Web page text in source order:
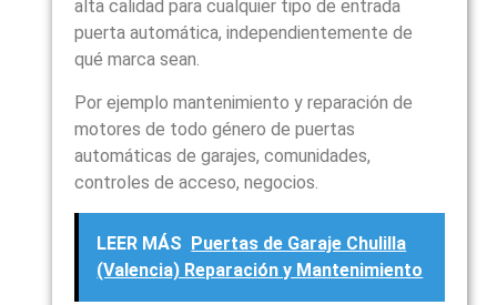
alta calidad para cualquier tipo de entrada
puerta automática, independientemente de
qué marca sean.
Por ejemplo mantenimiento y reparación de
motores de todo género de puertas
automáticas de garajes, comunidades,
controles de acceso, negocios.
LEER MÁS Puertas de Garaje Chulilla
(Valencia) Reparación y Mantenimiento